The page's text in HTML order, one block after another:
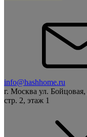
info@hashhome.ru
г. Москва ул.
стр. 2, этаж 1